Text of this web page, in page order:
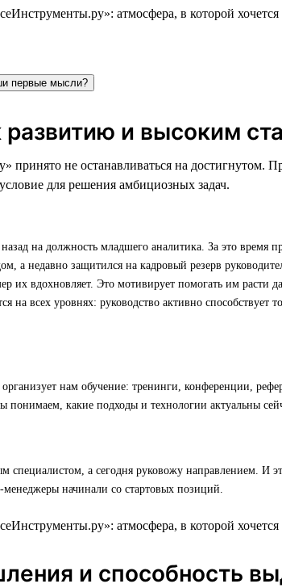
первые мысли?
и высоким
не останавливаться на достигнутом.
для решения амбициозных задач.
на должность младшего аналитика. За это время
а недавно защитился на кадровый резерв
их вдохновляет. Это мотивирует помогать им расти
на всех уровнях: руководство активно способствует
нам обучение: тренинги, конференции,
понимаем, какие подходы и технологии актуальны
а сегодня руковожу направлением. И
начинали со стартовых позиций.
и способность